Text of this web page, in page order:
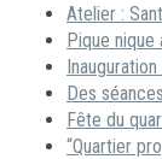
Atelier :
Pique
Des
Fête du
“Quartier